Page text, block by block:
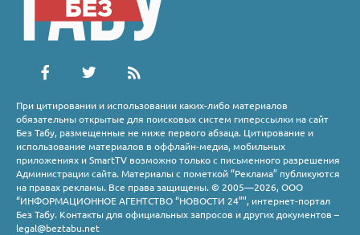
При цитировании и использовании каких-либо материалов
обязательны открытые для поисковых систем гиперссылки на сайт
Без Табу, размещенные не ниже первого абзаца. Цитирование и
использование материалов в оффлайн-медиа, мобильных
приложениях и SmartTV возможно только с письменного разрешения
Администрации сайта. Материалы с пометкой “Реклама” публикуются
на правах рекламы. Все права защищены. © 2005—2026, ООО
“ИНФОРМАЦИОННОЕ АГЕНТСТВО “НОВОСТИ 24””, интернет-портал
Без Табу. Контакты для официальных запросов и других документов –
legal@beztabu.net